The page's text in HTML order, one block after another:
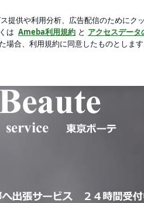
・着付け出張・着物レンタ